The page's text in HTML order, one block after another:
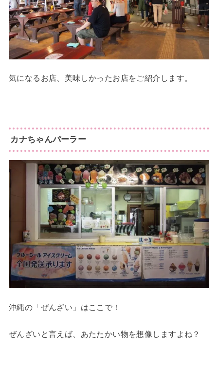
気になるお店、美味しかったお店をご紹介します。
カナちゃんパーラー
沖縄の「ぜんざい」はここで！
ぜんざいと言えば、あたたかい物を想像しますよね？